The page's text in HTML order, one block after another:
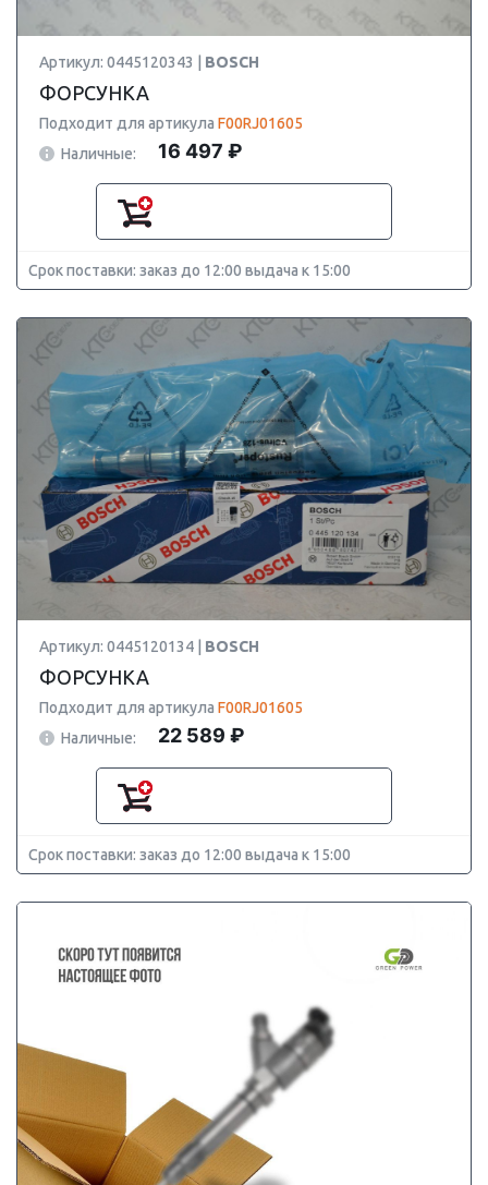
Артикул: 0445120343 | BOSCH
ФОРСУНКА
Подходит для артикула F00RJ01605
Наличные:
16 497 ₽
Срок поставки: заказ до 12:00 выдача к 15:00
Артикул: 0445120134 | BOSCH
ФОРСУНКА
Подходит для артикула F00RJ01605
Наличные:
22 589 ₽
Срок поставки: заказ до 12:00 выдача к 15:00